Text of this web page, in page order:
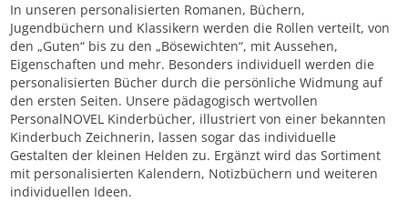
In unseren personalisierten Romanen, Büchern,
Jugendbüchern und Klassikern werden die Rollen verteilt, von
den „Guten“ bis zu den „Bösewichten“, mit Aussehen,
Eigenschaften und mehr. Besonders individuell werden die
personalisierten Bücher durch die persönliche Widmung auf
den ersten Seiten. Unsere pädagogisch wertvollen
PersonalNOVEL Kinderbücher, illustriert von einer bekannten
Kinderbuch Zeichnerin, lassen sogar das individuelle
Gestalten der kleinen Helden zu. Ergänzt wird das Sortiment
mit personalisierten Kalendern, Notizbüchern und weiteren
individuellen Ideen.